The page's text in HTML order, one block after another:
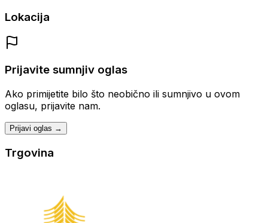
Lokacija
Prijavite sumnjiv oglas
Ako primijetite bilo što neobično ili sumnjivo u ovom
oglasu, prijavite nam.
Prijavi oglas →
Trgovina